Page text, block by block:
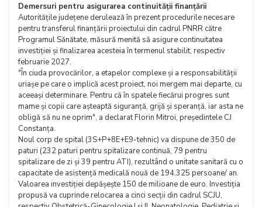
Demersuri pentru asigurarea continuității finanțării
Autoritățile județene derulează în prezent procedurile necesare
pentru transferul finanțării proiectului din cadrul PNRR către
Programul Sănătate, măsură menită să asigure continuitatea
investiției și finalizarea acesteia în termenul stabilit, respectiv
februarie 2027.
"În ciuda provocărilor, a etapelor complexe și a responsabilității
uriașe pe care o implică acest proiect, noi mergem mai departe, cu
aceeași determinare. Pentru că în spatele fiecărui progres sunt
mame și copii care așteaptă siguranță, grijă și speranță, iar asta ne
obligă să nu ne oprim", a declarat Florin Mitroi, președintele CJ
Constanța.
Noul corp de spital (3S+P+8E+E9-tehnic) va dispune de 350 de
paturi (232 paturi pentru spitalizare continuă, 79 pentru
spitalizare de zi și 39 pentru ATI), rezultând o unitate sanitară cu o
capacitate de asistență medicală nouă de 194.325 persoane/ an.
Valoarea investiției depășește 150 de milioane de euro. Investiția
propusă va cuprinde relocarea a cinci secții din cadrul SCJU,